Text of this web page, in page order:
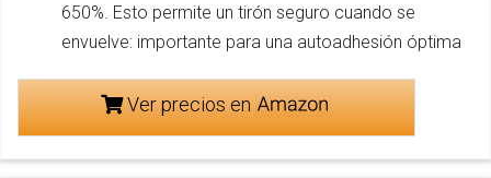
650%. Esto permite un tirón seguro cuando se
envuelve: importante para una autoadhesión óptima
Ver precios en